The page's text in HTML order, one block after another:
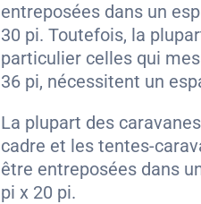
entreposées dans un
30 pi. Toutefois, la
particulier celles qui
36 pi, nécessitent un
La plupart des
cadre et les tentes-
être entreposées dans
pi x 20 pi.